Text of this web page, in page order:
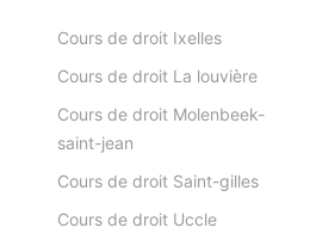
Cours de droit Ixelles
Cours de droit La louvière
Cours de droit Molenbeek-
saint-jean
Cours de droit Saint-gilles
Cours de droit Uccle